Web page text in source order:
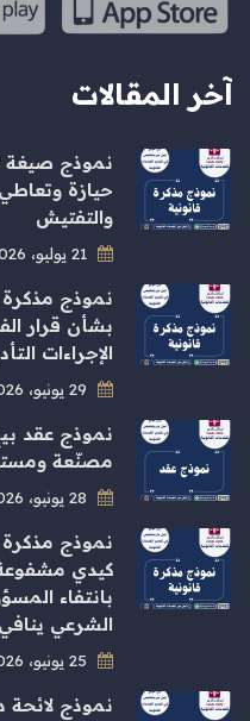
آخر المقالات
نموذج صيغة
حيازة
والتفتيش
نموذج مذكرة
بشأن قرار
الإجراءات
نموذج عقد
مصنّعة
نموذج
كيدي
بانتفاء
الشرعي
نموذج لائحة